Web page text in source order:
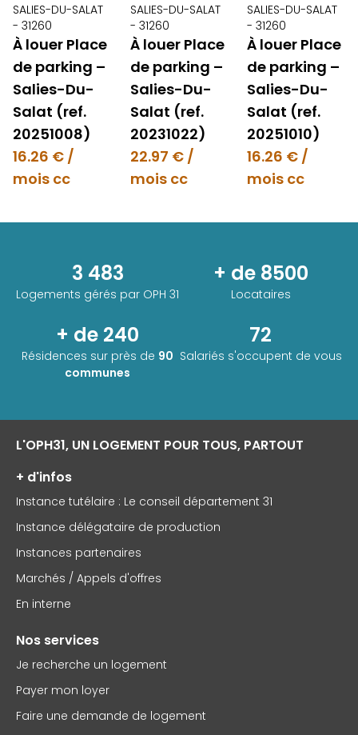
SALIES-DU-SALAT
- 31260
À louer Place
de parking –
Salies-Du-
Salat (ref.
20251008)
16.26 € /
mois cc
SALIES-DU-SALAT
- 31260
À louer Place
de parking –
Salies-Du-
Salat (ref.
20231022)
22.97 € /
mois cc
SALIES-DU-SALAT
- 31260
À louer Place
de parking –
Salies-Du-
Salat (ref.
20251010)
16.26 € /
mois cc
3 483
Logements gérés par OPH 31
+ de 8500
Locataires
+ de 240
Résidences sur près de 90
communes
72
Salariés s'occupent de vous
L'OPH31, UN LOGEMENT POUR TOUS, PARTOUT
+ d'infos
Instance tutélaire : Le conseil département 31
Instance délégataire de production
Instances partenaires
Marchés / Appels d'offres
En interne
Nos services
Je recherche un logement
Payer mon loyer
Faire une demande de logement